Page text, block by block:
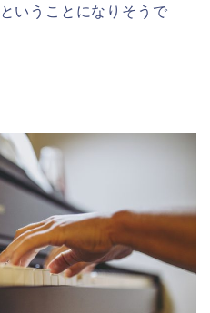
ということになりそうで